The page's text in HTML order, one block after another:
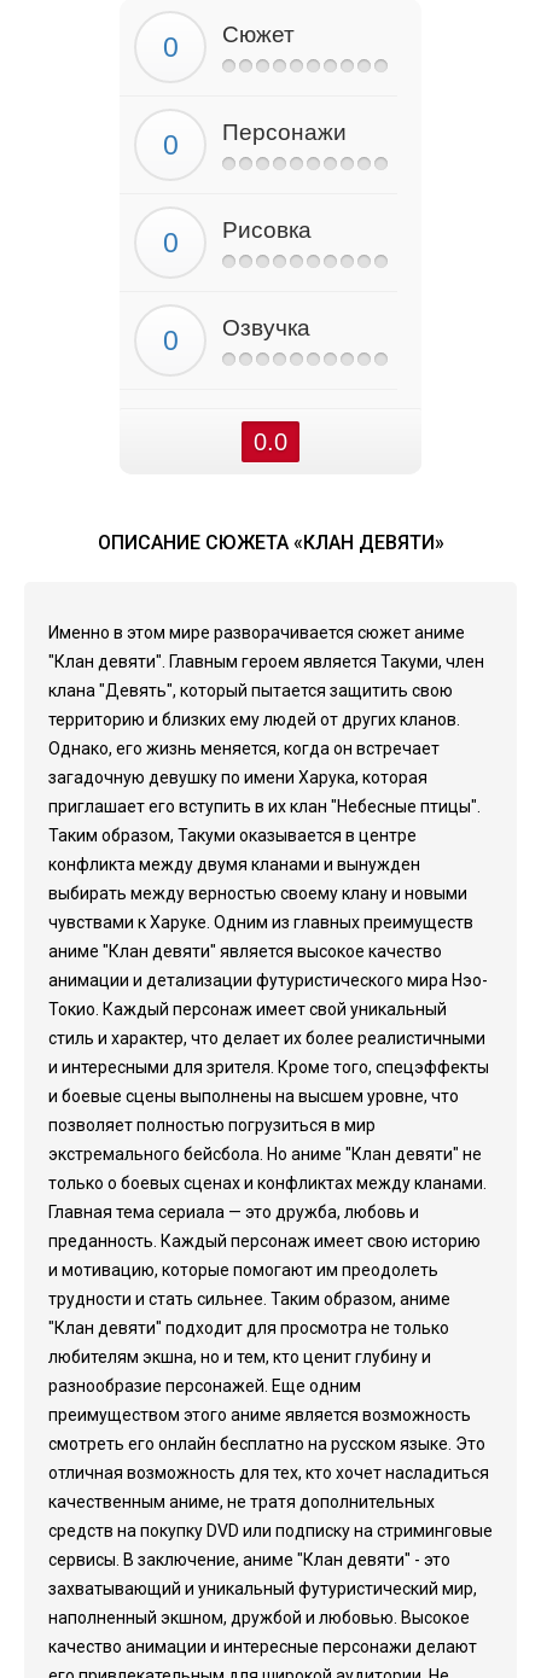
Сюжет
Персонажи
Рисовка
Озвучка
0.0
ОПИСАНИЕ СЮЖЕТА «КЛАН ДЕВЯТИ»
Именно в этом мире разворачивается сюжет аниме
"Клан девяти". Главным героем является Такуми, член
клана "Девять", который пытается защитить свою
территорию и близких ему людей от других кланов.
Однако, его жизнь меняется, когда он встречает
загадочную девушку по имени Харука, которая
приглашает его вступить в их клан "Небесные птицы".
Таким образом, Такуми оказывается в центре
конфликта между двумя кланами и вынужден
выбирать между верностью своему клану и новыми
чувствами к Харуке. Одним из главных преимуществ
аниме "Клан девяти" является высокое качество
анимации и детализации футуристического мира Нэо-
Токио. Каждый персонаж имеет свой уникальный
стиль и характер, что делает их более реалистичными
и интересными для зрителя. Кроме того, спецэффекты
и боевые сцены выполнены на высшем уровне, что
позволяет полностью погрузиться в мир
экстремального бейсбола. Но аниме "Клан девяти" не
только о боевых сценах и конфликтах между кланами.
Главная тема сериала — это дружба, любовь и
преданность. Каждый персонаж имеет свою историю
и мотивацию, которые помогают им преодолеть
трудности и стать сильнее. Таким образом, аниме
"Клан девяти" подходит для просмотра не только
любителям экшна, но и тем, кто ценит глубину и
разнообразие персонажей. Еще одним
преимуществом этого аниме является возможность
смотреть его онлайн бесплатно на русском языке. Это
отличная возможность для тех, кто хочет насладиться
качественным аниме, не тратя дополнительных
средств на покупку DVD или подписку на стриминговые
сервисы. В заключение, аниме "Клан девяти" - это
захватывающий и уникальный футуристический мир,
наполненный экшном, дружбой и любовью. Высокое
качество анимации и интересные персонажи делают